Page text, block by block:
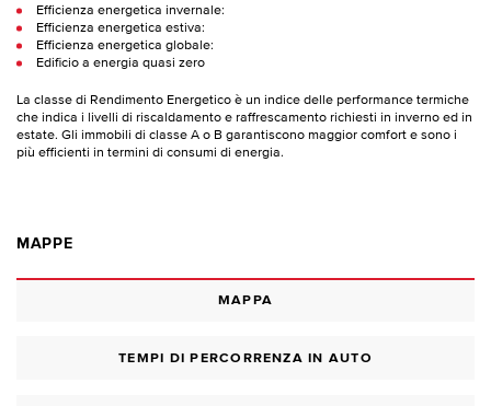
Efficienza energetica invernale:
Efficienza energetica estiva:
Efficienza energetica globale:
Edificio a energia quasi zero
La classe di Rendimento Energetico è un indice delle performance termiche
che indica i livelli di riscaldamento e raffrescamento richiesti in inverno ed in
estate. Gli immobili di classe A o B garantiscono maggior comfort e sono i
più efficienti in termini di consumi di energia.
MAPPE
MAPPA
TEMPI DI PERCORRENZA IN AUTO